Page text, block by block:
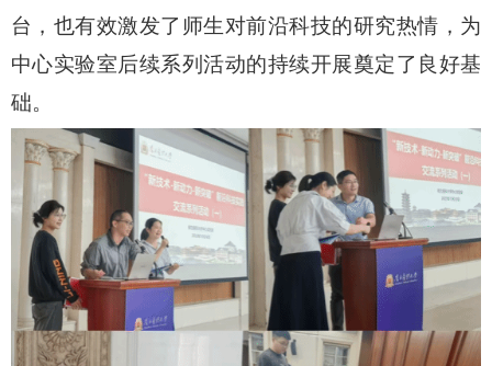
台，也有效激发了师生对前沿科技的研究热情，为
中心实验室后续系列活动的持续开展奠定了良好基
础。